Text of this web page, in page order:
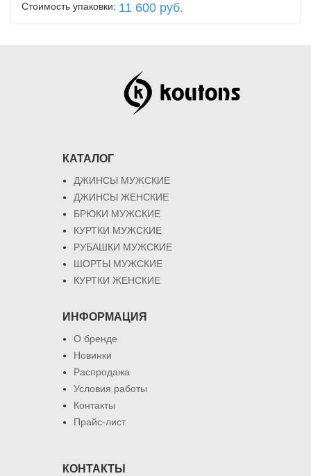
Стоимость упаковки: 11 600 руб.
КАТАЛОГ
ДЖИНСЫ МУЖСКИЕ
ДЖИНСЫ ЖЕНСКИЕ
БРЮКИ МУЖСКИЕ
КУРТКИ МУЖСКИЕ
РУБАШКИ МУЖСКИЕ
ШОРТЫ МУЖСКИЕ
КУРТКИ ЖЕНСКИЕ
ИНФОРМАЦИЯ
О бренде
Новинки
Распродажа
Условия работы
Контакты
Прайс-лист
КОНТАКТЫ